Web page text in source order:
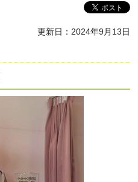
更新日：2024年9月13日